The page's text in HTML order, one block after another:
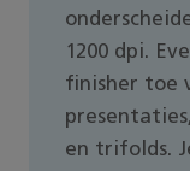
1200 dpi.
finisher toe
en trifolds.